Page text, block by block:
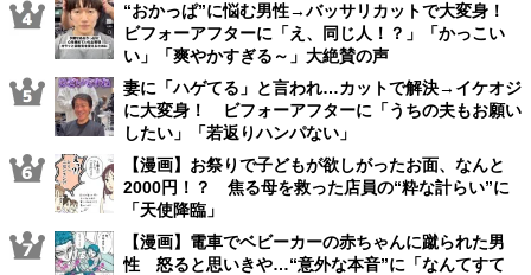
“おかっぱ”に悩む男性→バッサリカットで大変身！
ビフォーアフターに「え、同じ人！？」「かっこい
い」「爽やかすぎる～」大絶賛の声
妻に「ハゲてる」と言われ…カットで解決→イケオジ
に大変身！ ビフォーアフターに「うちの夫もお願い
したい」「若返りハンパない」
【漫画】お祭りで子どもが欲しがったお面、なんと
2000円！？ 焦る母を救った店員の“粋な計らい”に
「天使降臨」
【漫画】電車でベビーカーの赤ちゃんに蹴られた男
性 怒ると思いきや…“意外な本音”に「なんてすて